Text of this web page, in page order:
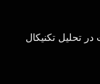
تحلیل تکنیکال